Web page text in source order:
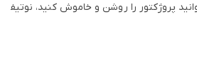
پروژکتور را روشن و خاموش کنید، نوتیف